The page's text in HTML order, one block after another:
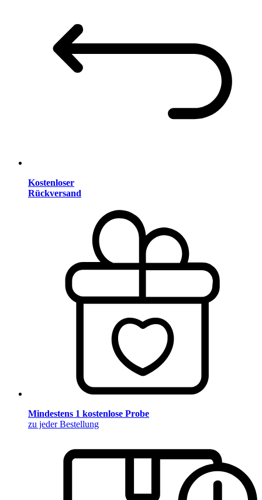
Kostenloser
Rückversand
Mindestens 1 kostenlose Probe
zu jeder Bestellung